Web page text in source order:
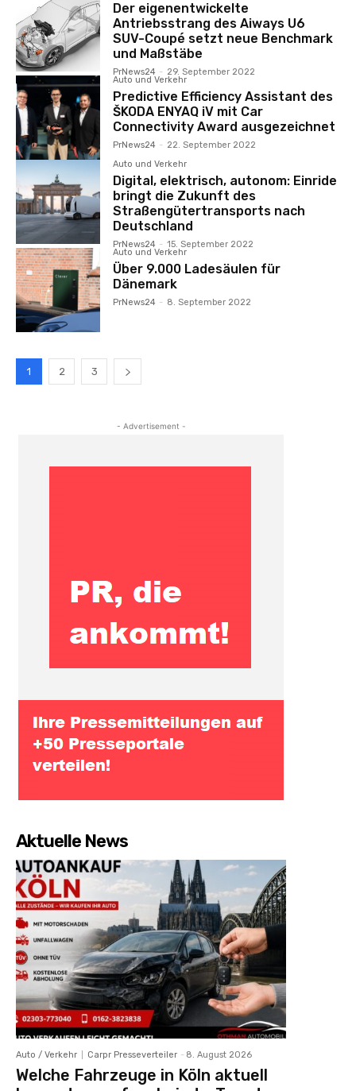
Der eigenentwickelte
Antriebsstrang des Aiways U6
SUV-Coupé setzt neue Benchmark
und Maßstäbe
PrNews24 - 29. September 2022
Auto und Verkehr
Predictive Efficiency Assistant des
ŠKODA ENYAQ iV mit Car
Connectivity Award ausgezeichnet
PrNews24 - 22. September 2022
Auto und Verkehr
Digital, elektrisch, autonom: Einride
bringt die Zukunft des
Straßengütertransports nach
Deutschland
PrNews24 - 15. September 2022
Auto und Verkehr
Über 9.000 Ladesäulen für
Dänemark
PrNews24 - 8. September 2022
1 2 3
- Advertisement -
Aktuelle News
Auto / Verkehr Carpr Presseverteiler - 8. August 2026
Welche Fahrzeuge in Köln aktuell